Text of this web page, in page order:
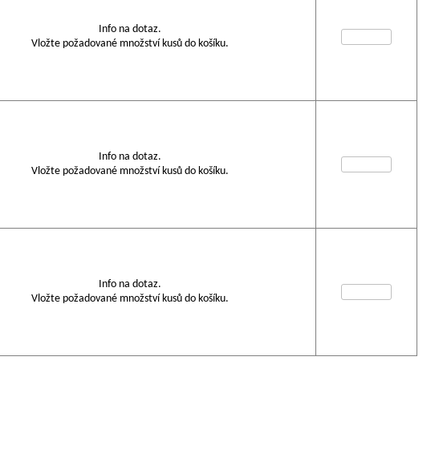
Info na dotaz.
Vložte požadované množství kusů do košíku.
Info na dotaz.
Vložte požadované množství kusů do košíku.
Info na dotaz.
Vložte požadované množství kusů do košíku.